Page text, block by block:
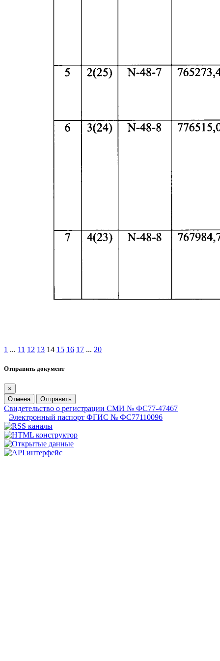
1 ... 11 12 13 14 15 16 17 ... 20
Отправить документ
×
Отмена
Отправить
Свидетельство о регистрации СМИ № ФС77-47467
Электронный паспорт ФГИС № ФС77110096